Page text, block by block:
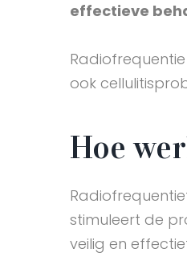
effectieve
ook
Hoe
stimuleert de
veilig en